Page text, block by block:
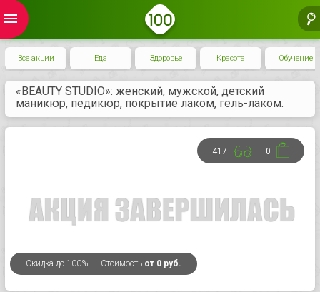
menu
Все акции Еда Здоровье Красота Обучение
«BEAUTY STUDIO»: женский, мужской, детский
маникюр, педикюр, покрытие лаком, гель-лаком.
Скидка до 100% Стоимость от 0 руб.
417 0